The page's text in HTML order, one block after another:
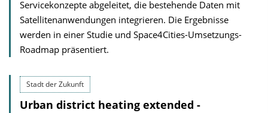
Servicekonzepte abgeleitet, die bestehende Daten mit
Satelliten­anwendungen integrieren. Die Ergebnisse
werden in einer Studie und Space4Cities-Umsetzungs-
Roadmap präsentiert.
Stadt der Zukunft
Urban district heating extended -